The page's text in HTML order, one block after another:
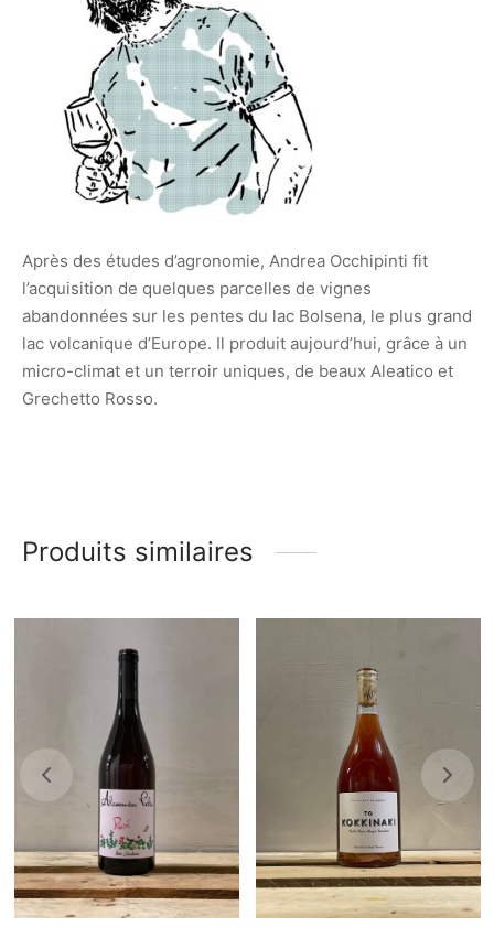
Après des études d’agronomie, Andrea Occhipinti fit
l’acquisition de quelques parcelles de vignes
abandonnées sur les pentes du lac Bolsena, le plus grand
lac volcanique d’Europe. Il produit aujourd’hui, grâce à un
micro-climat et un terroir uniques, de beaux Aleatico et
Grechetto Rosso.
Produits similaires